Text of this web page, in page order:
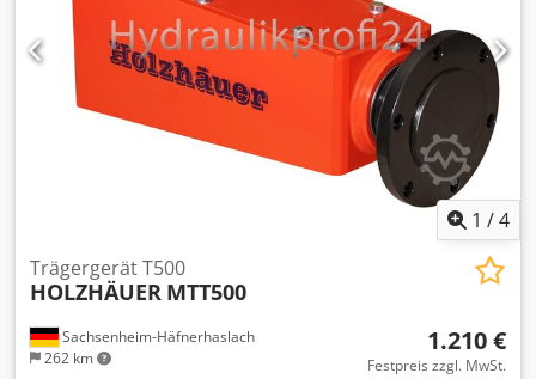
1 /4
Sachsenheim-Häfnerhaslach
262 km
Trägergerät T500
HOLZHÄUER MTT500
1.210 €
Festpreis zzgl. MwSt.